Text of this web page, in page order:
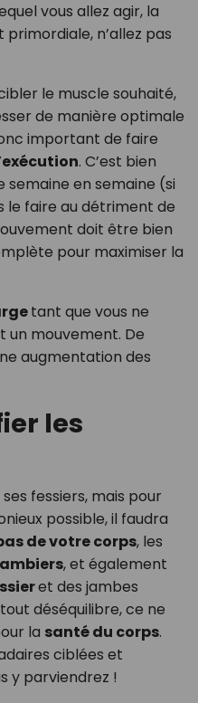
vous allez agir, la
primordiale, n’allez pas
le muscle souhaité,
de manière optimale
important de faire
. C’est bien
semaine en semaine (si
le faire au détriment de
doit être bien
pour maximiser la
tant que vous ne
mouvement. De
augmentation des
les
fessiers, mais pour
possible, il faudra
de votre corps, les
, et également
et des jambes
déséquilibre, ce ne
la santé du corps.
ciblées et
y parviendrez !